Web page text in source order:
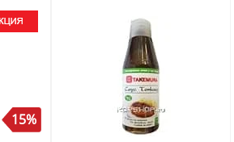
15%